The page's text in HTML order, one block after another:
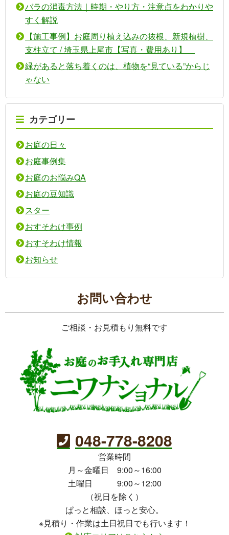
バラの消毒方法｜時期・やり方・注意点をわかりや
すく解説
【施工事例】お庭周り植え込みの抜根、新規植樹、
支柱立て / 埼玉県上尾市【写真・費用あり】
緑があると落ち着くのは、植物を“見ている”からじ
ゃない
カテゴリー
お庭の日々
お庭事例集
お庭のお悩みQA
お庭の豆知識
スター
おすそわけ事例
おすそわけ情報
お知らせ
お問い合わせ
ご相談・お見積もり無料です
048-778-8208
営業時間
月～金曜日 9:00～16:00
土曜日 9:00～12:00
（祝日を除く）
ぱっと相談、ほっと安心。
※見積り・作業は土日祝日でも行います！